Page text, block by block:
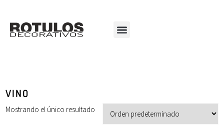
VINO
Mostrando el único resultado